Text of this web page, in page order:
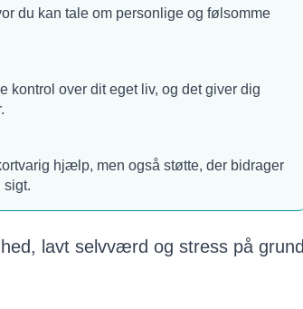
du kan tale om personlige og følsomme
over dit eget liv, og det giver dig
hjælp, men også støtte, der bidrager
sigt.
lavt selvværd og stress på grund